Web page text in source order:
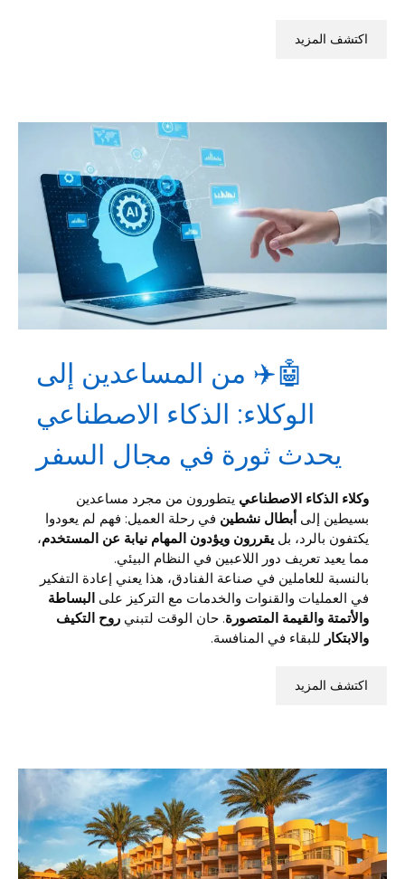
اكتشف المزيد
🤖✈️ من المساعدين إلى
الوكلاء: الذكاء الاصطناعي
يحدث ثورة في مجال السفر
وكلاء الذكاء الاصطناعي يتطورون من مجرد مساعدين
بسيطين إلى أبطال نشطين في رحلة العميل: فهم لم يعودوا
يكتفون بالرد، بل يقررون ويؤدون المهام نيابة عن المستخدم،
مما يعيد تعريف دور اللاعبين في النظام البيئي.
بالنسبة للعاملين في صناعة الفنادق، هذا يعني إعادة التفكير
في العمليات والقنوات والخدمات مع التركيز على البساطة
والأتمتة والقيمة المتصورة. حان الوقت لتبني روح التكيف
والابتكار للبقاء في المنافسة.
اكتشف المزيد